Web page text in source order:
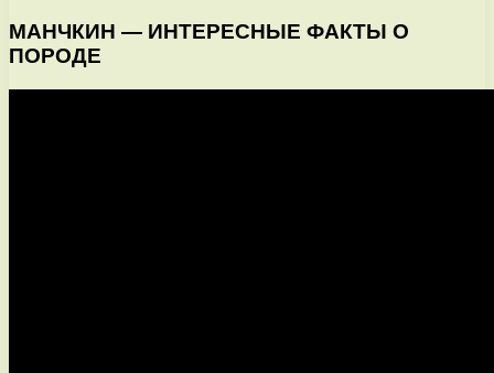
МАНЧКИН — ИНТЕРЕСНЫЕ ФАКТЫ О
ПОРОДЕ